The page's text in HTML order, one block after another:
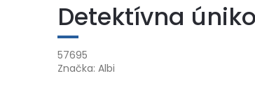
Detektívna
57695
Značka: Albi